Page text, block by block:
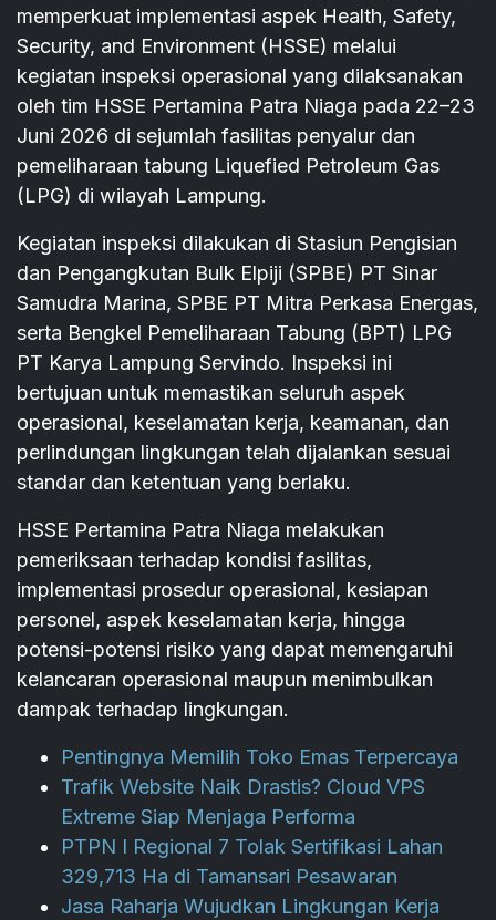
memperkuat implementasi aspek Health, Safety,
Security, and Environment (HSSE) melalui
kegiatan inspeksi operasional yang dilaksanakan
oleh tim HSSE Pertamina Patra Niaga pada 22–23
Juni 2026 di sejumlah fasilitas penyalur dan
pemeliharaan tabung Liquefied Petroleum Gas
(LPG) di wilayah Lampung.
Kegiatan inspeksi dilakukan di Stasiun Pengisian
dan Pengangkutan Bulk Elpiji (SPBE) PT Sinar
Samudra Marina, SPBE PT Mitra Perkasa Energas,
serta Bengkel Pemeliharaan Tabung (BPT) LPG
PT Karya Lampung Servindo. Inspeksi ini
bertujuan untuk memastikan seluruh aspek
operasional, keselamatan kerja, keamanan, dan
perlindungan lingkungan telah dijalankan sesuai
standar dan ketentuan yang berlaku.
HSSE Pertamina Patra Niaga melakukan
pemeriksaan terhadap kondisi fasilitas,
implementasi prosedur operasional, kesiapan
personel, aspek keselamatan kerja, hingga
potensi-potensi risiko yang dapat memengaruhi
kelancaran operasional maupun menimbulkan
dampak terhadap lingkungan.
Pentingnya Memilih Toko Emas Terpercaya
Trafik Website Naik Drastis? Cloud VPS
Extreme Siap Menjaga Performa
PTPN I Regional 7 Tolak Sertifikasi Lahan
329,713 Ha di Tamansari Pesawaran
Jasa Raharja Wujudkan Lingkungan Kerja